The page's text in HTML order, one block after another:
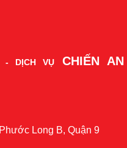
- DỊCH VỤ CHIẾN AN
Long B, Quận 9